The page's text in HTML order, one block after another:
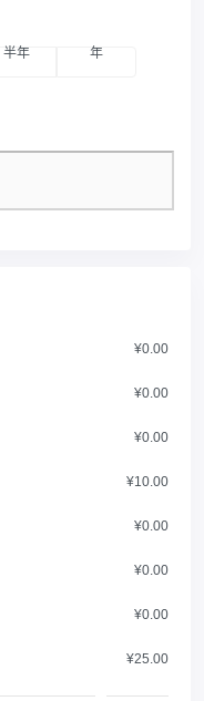
半年 年
¥0.00
¥0.00
¥0.00
¥10.00
¥0.00
¥0.00
¥0.00
¥25.00